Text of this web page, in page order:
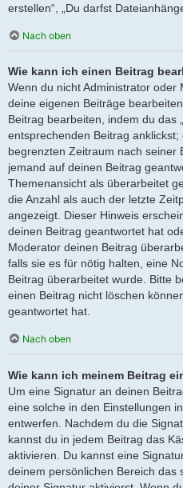
erstellen“, „Du darfst
Nach oben
Wie kann ich einen Beitrag
Wenn du nicht Administrator
deine eigenen Beiträge
Beitrag bearbeiten, indem du das
entsprechenden Beitrag
begrenzten Zeitraum nach seiner
jemand auf deinen Beitrag
Themenansicht als überarbeitet
die Anzahl als auch der letzte
angezeigt. Dieser Hinweis
deinen Beitrag geantwortet hat
Moderator deinen Beitrag
falls sie es für nötig halten, eine
Beitrag überarbeitet wurde. Bitte
einen Beitrag nicht löschen
geantwortet hat.
Nach oben
Wie kann ich meinem Beitrag
Um eine Signatur an deinen
eine solche in den Einstellungen
entwerfen. Nachdem du die
kannst du in jedem Beitrag das
aktivieren. Du kannst eine
deinem persönlichen Bereich das